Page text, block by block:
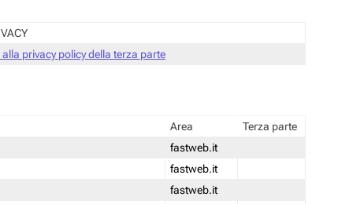
alla privacy policy della terza parte
Area
Terza parte
fastweb.it
fastweb.it
fastweb.it